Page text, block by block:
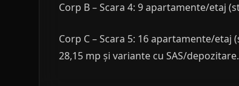
Corp B – Scara 4: 9 apartamente/etaj
Corp C – Scara 5: 16 apartamente/etaj
28,15 mp și variante cu SAS/depozitare.